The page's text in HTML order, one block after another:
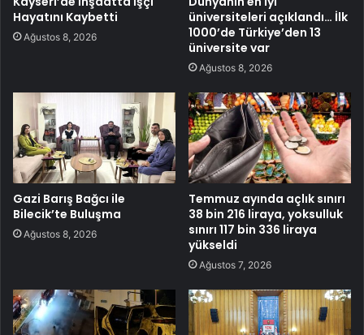
Hayatını Kaybetti
Ağustos 8, 2026
üniversiteleri açıklandı… İlk
1000’de Türkiye’den 13
üniversite var
Ağustos 8, 2026
Gazi Barış Bağcı ile
Bilecik’te Buluşma
Ağustos 8, 2026
Temmuz ayında açlık sınırı
38 bin 216 liraya, yoksulluk
sınırı 117 bin 336 liraya
yükseldi
Ağustos 7, 2026